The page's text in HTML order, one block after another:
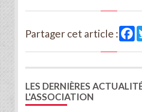
Partager cet article :
LES DERNIÈRES
L'ASSOCIATION